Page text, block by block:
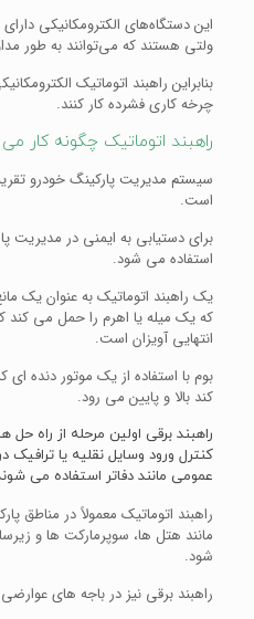
ولتی هستند که می‌توانند به طور
بنابراین راهبند اتوماتیک
چرخه کاری فشرده کار کنند.
راهبند اتوماتیک چگونه کار
سیستم مدیریت پارکینگ خودرو
است.
برای دستیابی به ایمنی در مدیریت
استفاده می شود.
یک راهبند اتوماتیک به عنوان یک
که یک میله یا اهرم را حمل می
انتهایی آویزان است.
بوم با استفاده از یک موتور دنده
کند بالا و پایین می رود.
راهبند برقی اولین مرحله از راه
کنترل ورود وسایل نقلیه یا ترافیک
عمومی مانند دفاتر استفاده می
راهبند اتوماتیک معمولاً در مناطق
مانند هتل ها، سوپرمارکت ها و
شود.
راهبند برقی نیز در باجه های عوارضی